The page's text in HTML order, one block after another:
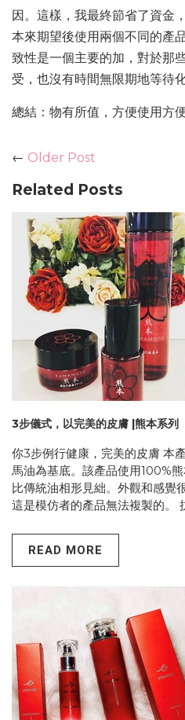
因。這樣，我最終節省了資金
本來期望後使用兩個不同的產
致性是一個主要的加，對於那
受，也沒有時間無限期地等待
總結：物有所值，方便使用方便
← Older Post
Related Posts
3步儀式，以完美的皮膚 |熊本系列
你3步例行健康，完美的皮膚 本
馬油為基底。該產品使用100%
比傳統油相形見絀。外觀和感覺
這是模仿者的產品無法複製的。
READ MORE